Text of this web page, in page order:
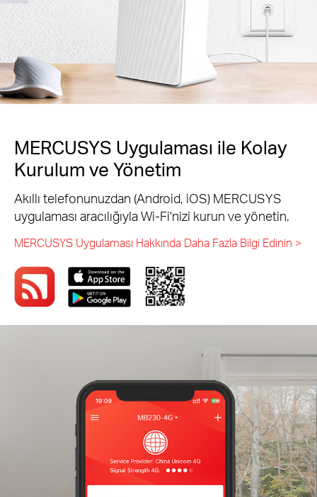
MERCUSYS Uygulaması ile Kolay
Kurulum ve Yönetim
Akıllı telefonunuzdan (Android, iOS) MERCUSYS
uygulaması aracılığıyla Wi-Fi'nizi kurun ve yönetin.
MERCUSYS Uygulaması Hakkında Daha Fazla Bilgi Edinin >